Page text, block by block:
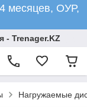
месяцев, ОУР,
- Trenager.KZ
Нагружаемые